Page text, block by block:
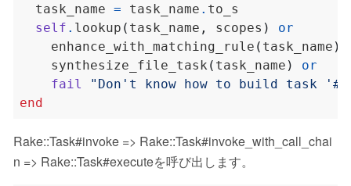
  task_name
= task_name .
self . lookup ( task_name , scopes )
or
    enhance_with_matching_rule
( task_name )
    synthesize_file_task
( task_name )
or
fail
"Don't know how to build task ' #{
end
Rake::Task#invoke => Rake::Task#invoke_with_call_chai
n => Rake::Task#executeを呼び出します。